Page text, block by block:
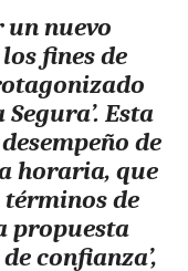
un nuevo
fines de
Esta
de
horaria, que
de
propuesta
confianza’,